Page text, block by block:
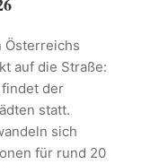
Österreichs
auf die Straße:
findet der
statt.
sich
für rund 20